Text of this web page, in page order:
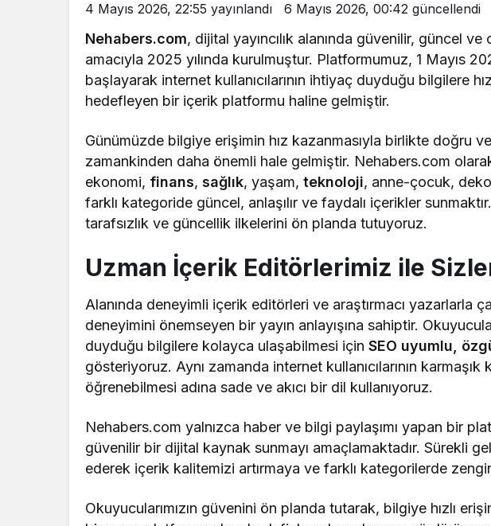
4 Mayıs 2026, 22:55 yayınlandı 6 Mayıs 2026, 00:42 güncellendi
Nehabers.com, dijital yayıncılık alanında güvenilir, güncel
amacıyla 2025 yılında kurulmuştur. Platformumuz, 1 Mayıs
başlayarak internet kullanıcılarının ihtiyaç duyduğu bilgilere
hedefleyen bir içerik platformu haline gelmiştir.
Günümüzde bilgiye erişimin hız kazanmasıyla birlikte doğru
zamankinden daha önemli hale gelmiştir. Nehabers.com
ekonomi, finans,sağlık, yaşam,teknoloji, anne-çocuk,
farklı kategoride güncel, anlaşılır ve faydalı içerikler
tarafsızlık ve güncellik ilkelerini ön planda tutuyoruz.
Uzman İçerik Editörlerimiz ile
Alanında deneyimli içerik editörleri ve araştırmacı yazarlarla
deneyimini önemseyen bir yayın anlayışına sahiptir.
duyduğu bilgilere kolayca ulaşabilmesi içinSEO uyumlu,
gösteriyoruz. Aynı zamanda internet kullanıcılarının karmaşık
öğrenebilmesi adına sade ve akıcı bir dil kullanıyoruz.
Nehabers.com yalnızca haber ve bilgi paylaşımı yapan bir
güvenilir bir dijital kaynak sunmayı amaçlamaktadır. Sürekli
ederek içerik kalitemizi artırmaya ve farklı kategorilerde
Okuyucularımızın güvenini ön planda tutarak, bilgiye hızlı